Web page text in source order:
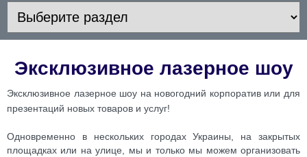
Эксклюзивное лазерное шоу
Эксклюзивное лазерное шоу на новогодний корпоратив или для
презентаций новых товаров и услуг!
Одновременно в нескольких городах Украины, на закрытых
площадках или на улице, мы и только мы можем организовать